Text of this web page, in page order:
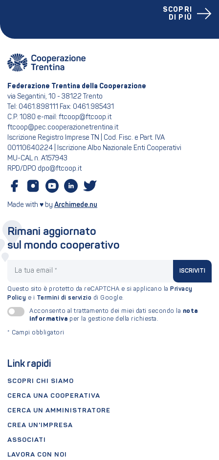
SCOPRI
DI PIÙ
Federazione Trentina della Cooperazione
via Segantini, 10 - 38122 Trento
Tel: 0461.898111 Fax: 0461.985431
C.P. 1080 e-mail: ftcoop@ftcoop.it
ftcoop@pec.cooperazionetrentina.it
Iscrizione Registro Imprese TN | Cod. Fisc. e Part. IVA
00110640224 | Iscrizione Albo Nazionale Enti Cooperativi
MU-CAL n. A157943
RPD/DPO dpo@ftcoop.it
Made with ♥ by Archimede.nu
Link rapidi
SCOPRI CHI SIAMO
CERCA UNA COOPERATIVA
CERCA UN AMMINISTRATORE
CREA UN'IMPRESA
ASSOCIATI
LAVORA CON NOI
Rimani aggiornato
sul mondo cooperativo
ISCRIVITI
Questo sito è protetto da reCAPTCHA e si applicano la Privacy
Policy e i Termini di servizio di Google.
Acconsento al trattamento dei miei dati secondo la nota
informativa per la gestione della richiesta.
* Campi obbligatori